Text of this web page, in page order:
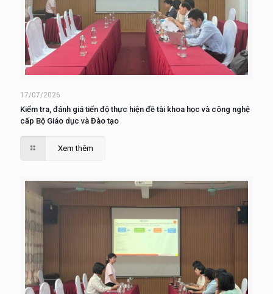
17/07/2026
Kiểm tra, đánh giá tiến độ thực hiện đề tài khoa học và công nghệ
cấp Bộ Giáo dục và Đào tạo
Xem thêm